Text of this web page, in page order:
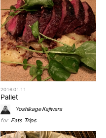
2016.01.11
Pallet
Yoshikage Kajiwara
for Eats, Trips